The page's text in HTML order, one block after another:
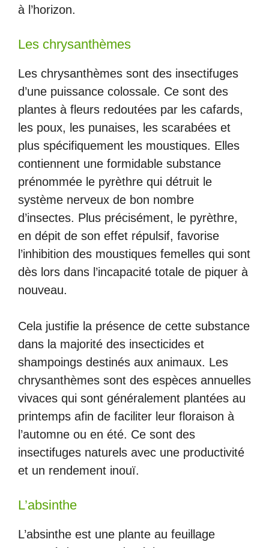
à l’horizon.
Les chrysanthèmes
Les chrysanthèmes sont des insectifuges
d’une puissance colossale. Ce sont des
plantes à fleurs redoutées par les cafards,
les poux, les punaises, les scarabées et
plus spécifiquement les moustiques. Elles
contiennent une formidable substance
prénommée le pyrèthre qui détruit le
système nerveux de bon nombre
d’insectes. Plus précisément, le pyrèthre,
en dépit de son effet répulsif, favorise
l’inhibition des moustiques femelles qui sont
dès lors dans l’incapacité totale de piquer à
nouveau.
Cela justifie la présence de cette substance
dans la majorité des insecticides et
shampoings destinés aux animaux. Les
chrysanthèmes sont des espèces annuelles
vivaces qui sont généralement plantées au
printemps afin de faciliter leur floraison à
l’automne ou en été. Ce sont des
insectifuges naturels avec une productivité
et un rendement inouï.
L’absinthe
L’absinthe est une plante au feuillage